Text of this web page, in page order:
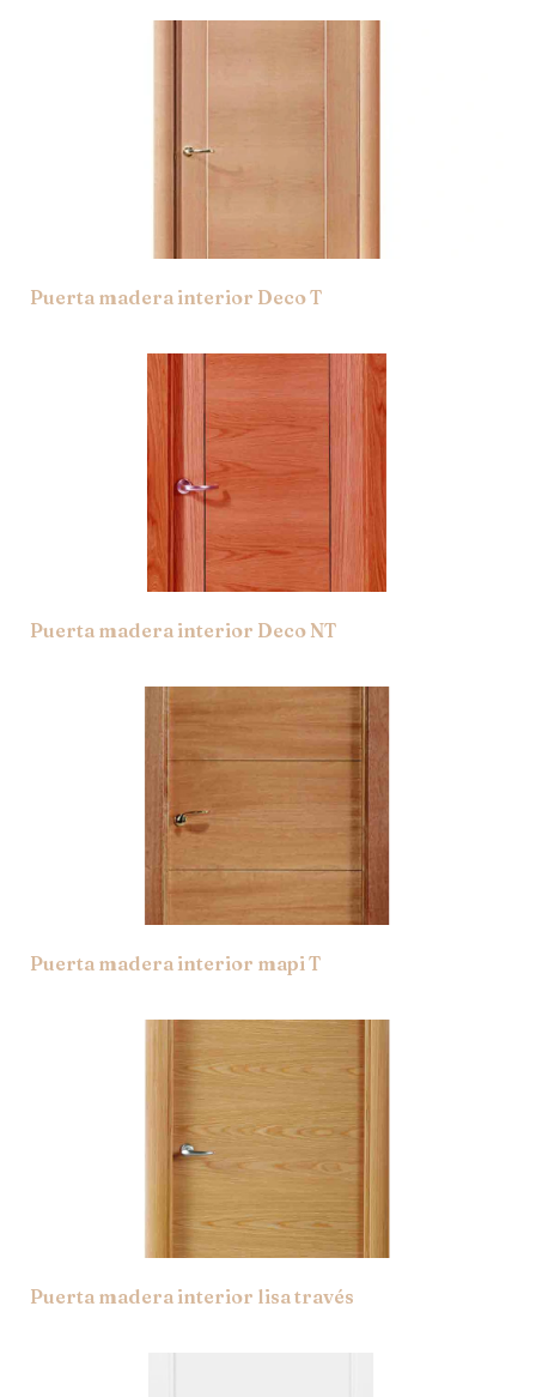
Puerta madera interior Deco T
Puerta madera interior Deco NT
Puerta madera interior mapi T
Puerta madera interior lisa través